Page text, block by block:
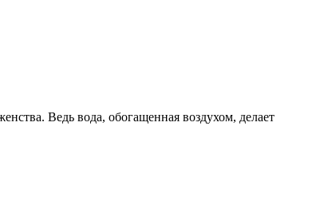
Ведь вода, обогащенная воздухом, делает